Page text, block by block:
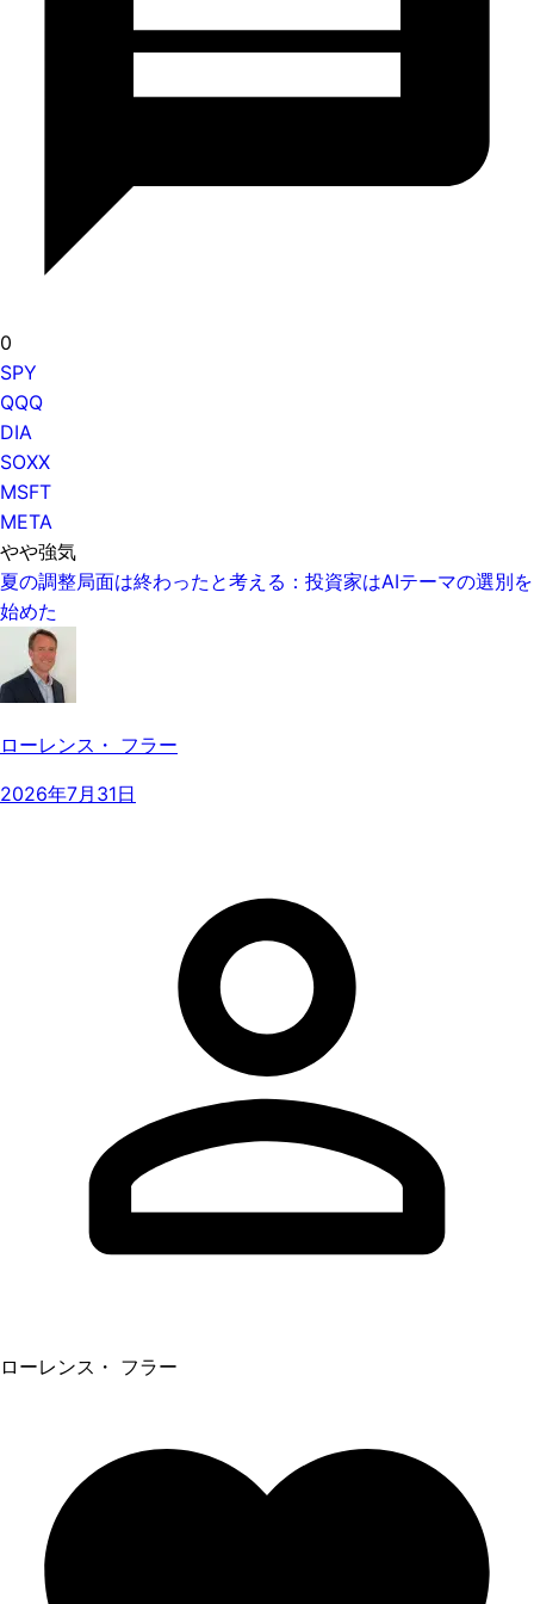
0
SPY
QQQ
DIA
SOXX
MSFT
META
やや強気
夏の調整局面は終わったと考える：投資家はAIテーマの選別を
始めた
ローレンス・ フラー
2026年7月31日
ローレンス・ フラー